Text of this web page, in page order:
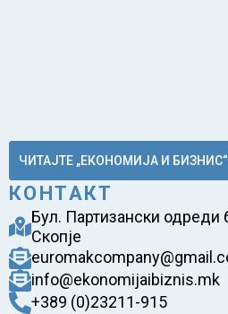
ЧИТАЈТЕ „ЕКОНОМИЈА И БИЗНИС“
КОНТАКТ
Бул. Партизански одреди
Скопје
info@ekonomijaibiznis.mk
+389 (0)23211-915